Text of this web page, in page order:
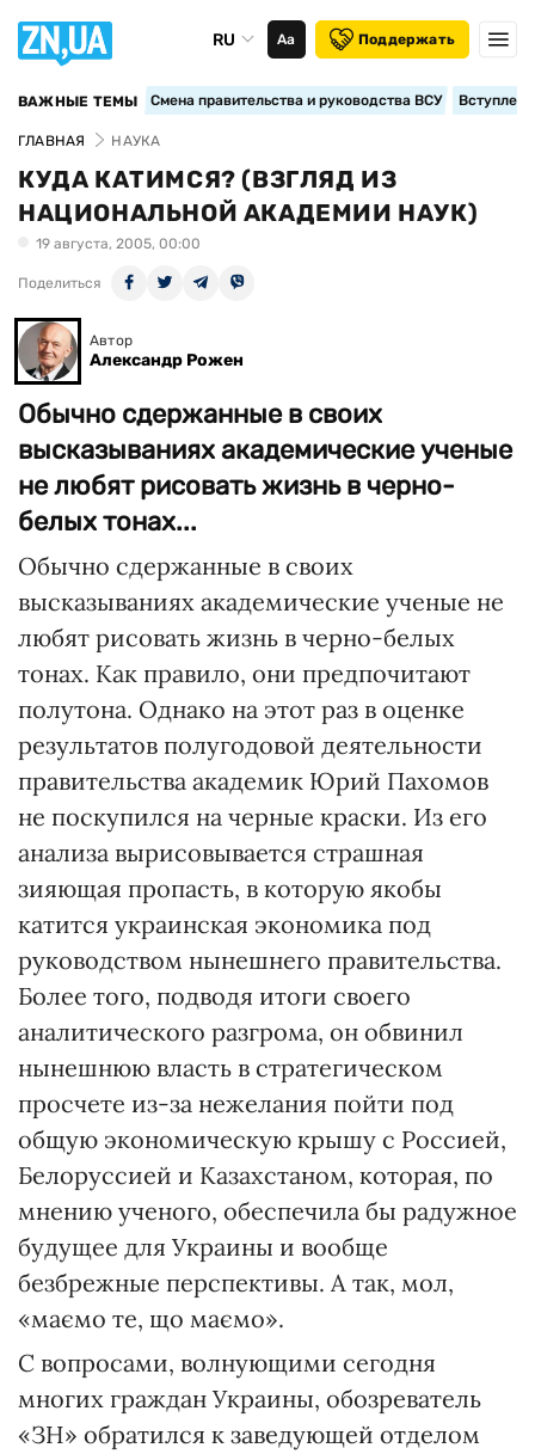
RU Аа Поддержать
ВАЖНЫЕ ТЕМЫ Смена правительства и руководства ВСУ
ГЛАВНАЯ НАУКА
КУДА КАТИМСЯ? (ВЗГЛЯД ИЗ
НАЦИОНАЛЬНОЙ АКАДЕМИИ НАУК)
19 августа, 2005, 00:00
Поделиться
Автор
Александр Рожен
Обычно сдержанные в своих
высказываниях академические ученые
не любят рисовать жизнь в черно-
белых тонах...
Обычно сдержанные в своих
высказываниях академические ученые не
любят рисовать жизнь в черно-белых
тонах. Как правило, они предпочитают
полутона. Однако на этот раз в оценке
результатов полугодовой деятельности
правительства академик Юрий Пахомов
не поскупился на черные краски. Из его
анализа вырисовывается страшная
зияющая пропасть, в которую якобы
катится украинская экономика под
руководством нынешнего правительства.
Более того, подводя итоги своего
аналитического разгрома, он обвинил
нынешнюю власть в стратегическом
просчете из-за нежелания пойти под
общую экономическую крышу с Россией,
Белоруссией и Казахстаном, которая, по
мнению ученого, обеспечила бы радужное
будущее для Украины и вообще
безбрежные перспективы. А так, мол,
«маємо те, що маємо».
С вопросами, волнующими сегодня
многих граждан Украины, обозреватель
«ЗН» обратился к заведующей отделом